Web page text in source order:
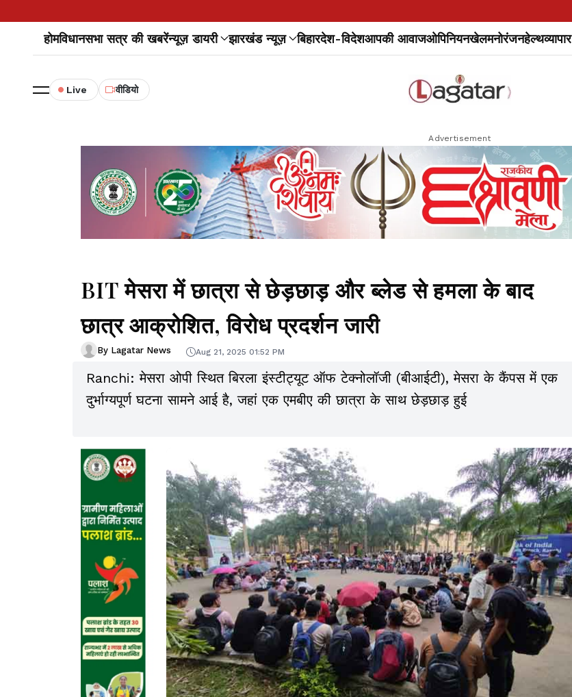
होमविधानसभा सत्र की खबरेंन्यूज़ डायरी झारखंड न्यूज़ बिहारदेश-विदेशआपकी आवाजओपिनियनखेलमनोरंजनहेल्थव्यापार
Live वीडियो
Advertisement
BIT मेसरा में छात्रा से छेड़छाड़ और ब्लेड से हमला के बाद
छात्र आक्रोशित, विरोध प्रदर्शन जारी
By Lagatar News Aug 21, 2025 01:52 PM
Ranchi: मेसरा ओपी स्थित बिरला इंस्टीट्यूट ऑफ टेक्नोलॉजी (बीआईटी), मेसरा के कैंपस में एक
दुर्भाग्यपूर्ण घटना सामने आई है, जहां एक एमबीए की छात्रा के साथ छेड़छाड़ हुई